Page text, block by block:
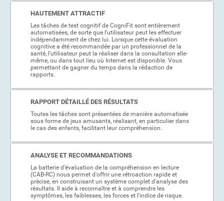
HAUTEMENT ATTRACTIF
Les tâches de test cognitif de CogniFit sont entièrement
automatisées, de sorte que l'utilisateur peut les effectuer
indépendamment de chez lui. Lorsque cette évaluation
cognitive a été recommandée par un professionnel de la
santé, l'utilisateur peut la réaliser dans la consultation elle-
même, ou dans tout lieu où Internet est disponible. Vous
permettant de gagner du temps dans la rédaction de
rapports.
RAPPORT DÉTAILLÉ DES RÉSULTATS
Toutes les tâches sont présentées de manière automatisée
sous forme de jeux amusants, réalisant, en particulier dans
le cas des enfants, facilitant leur compréhension.
ANALYSE ET RECOMMANDATIONS
La batterie d'évaluation de la compréhension en lecture
(CAB-RC) nous permet d'offrir une rétroaction rapide et
précise, en construisant un système complet d'analyse des
résultats. Il aide à reconnaître et à comprendre les
symptômes, les faiblesses, les forces et l'indice de risque.